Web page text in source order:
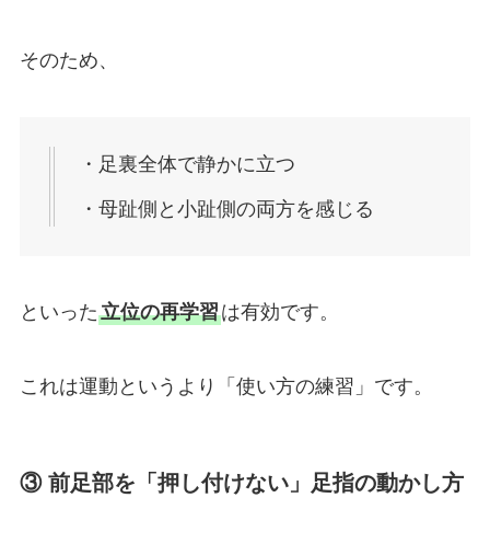
そのため、
・足裏全体で静かに立つ
・母趾側と小趾側の両方を感じる
といった立位の再学習は有効です。
これは運動というより「使い方の練習」です。
③ 前足部を「押し付けない」足指の動かし方